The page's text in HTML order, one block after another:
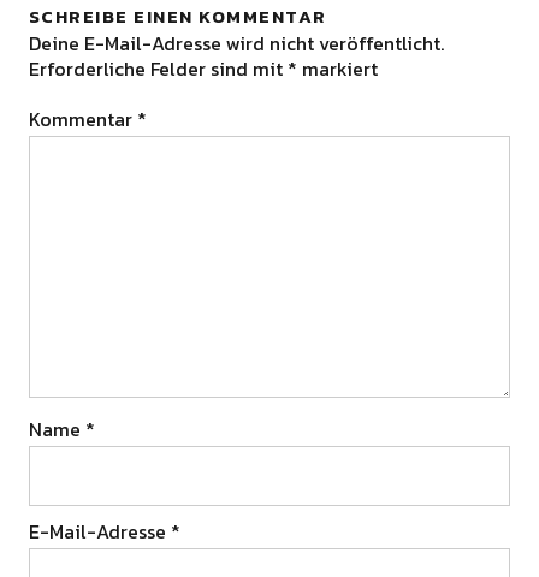
SCHREIBE EINEN KOMMENTAR
Deine E-Mail-Adresse wird nicht veröffentlicht.
Erforderliche Felder sind mit * markiert
Kommentar *
Name *
E-Mail-Adresse *